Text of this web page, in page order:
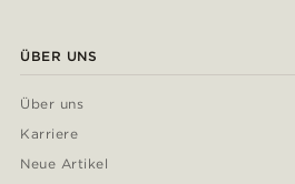
ÜBER UNS
Über uns
Karriere
Neue Artikel